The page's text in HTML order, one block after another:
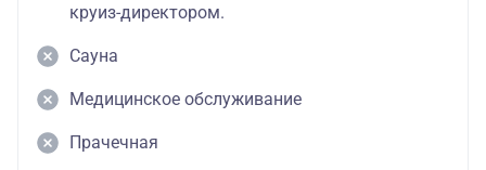
круиз-директором.
Сауна
Медицинское обслуживание
Прачечная